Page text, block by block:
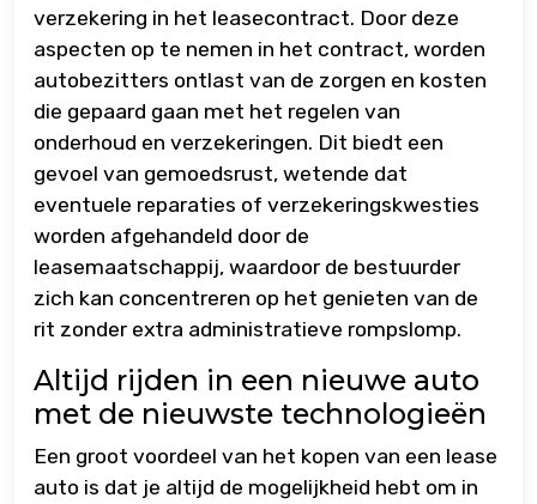
verzekering in het leasecontract. Door deze
aspecten op te nemen in het contract, worden
autobezitters ontlast van de zorgen en kosten
die gepaard gaan met het regelen van
onderhoud en verzekeringen. Dit biedt een
gevoel van gemoedsrust, wetende dat
eventuele reparaties of verzekeringskwesties
worden afgehandeld door de
leasemaatschappij, waardoor de bestuurder
zich kan concentreren op het genieten van de
rit zonder extra administratieve rompslomp.
Altijd rijden in een nieuwe auto
met de nieuwste technologieën
Een groot voordeel van het kopen van een lease
auto is dat je altijd de mogelijkheid hebt om in